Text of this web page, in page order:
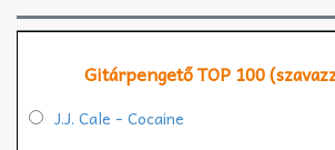
Gitárpengető TOP 100
J.J. Cale - Cocaine